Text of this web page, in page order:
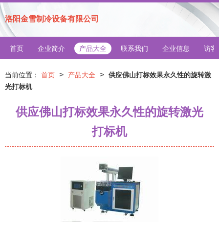
洛阳金雪制冷设备有限公司
首页 企业简介 产品大全 联系我们 企业信息 访客
当前位置： 首页 > 产品大全 > 供应佛山打标效果永久性的旋转激
光打标机
供应佛山打标效果永久性的旋转激光
打标机